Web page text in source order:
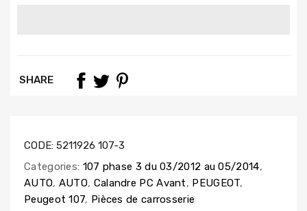
SHARE
CODE: 5211926 107-3
Categories: 107 phase 3 du 03/2012 au 05/2014,
AUTO, AUTO, Calandre PC Avant, PEUGEOT,
Peugeot 107, Pièces de carrosserie